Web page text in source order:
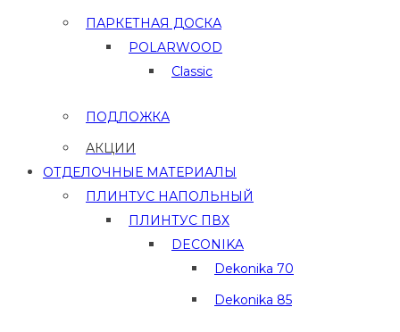
ПАРКЕТНАЯ ДОСКА
POLARWOOD
Classic
ПОДЛОЖКА
АКЦИИ
ОТДЕЛОЧНЫЕ МАТЕРИАЛЫ
ПЛИНТУС НАПОЛЬНЫЙ
ПЛИНТУС ПВХ
DECONIKA
Dekonika 70
Dekonika 85